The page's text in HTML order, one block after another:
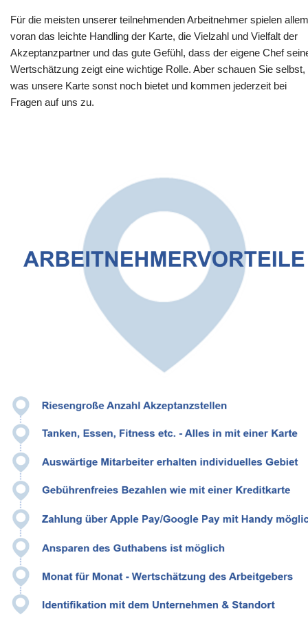
Für die meisten unserer teilnehmenden Arbeitnehmer spielen allem
voran das leichte Handling der Karte, die Vielzahl und Vielfalt der
Akzeptanzpartner und das gute Gefühl, dass der eigene Chef
Wertschätzung zeigt eine wichtige Rolle. Aber schauen Sie selbst,
was unsere Karte sonst noch bietet und kommen jederzeit bei
Fragen auf uns zu.